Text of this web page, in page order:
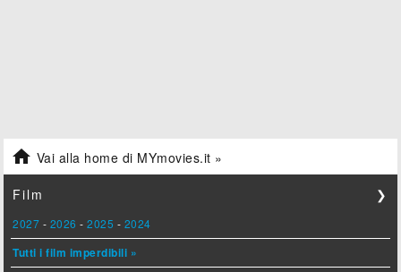
 Vai alla home di MYmovies.it »
Film ❯
2027 - 2026 -2025 - 2024
Tutti i film imperdibili »